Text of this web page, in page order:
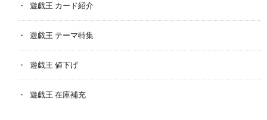
遊戯王 カード紹介
遊戯王 テーマ特集
遊戯王 値下げ
遊戯王 在庫補充